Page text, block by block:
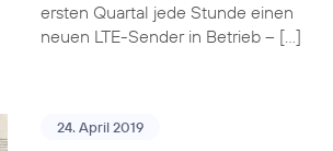
ersten Quartal jede Stunde einen
neuen LTE-Sender in Betrieb – […]
24. April 2019